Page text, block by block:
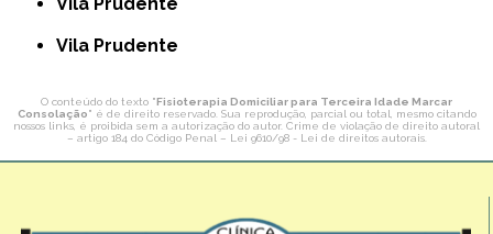
Vila Prudente
O conteúdo do texto "Fisioterapia Domiciliar para Terceira Idade Marcar
Consolação" é de direito reservado. Sua reprodução, parcial ou total, mesmo citando
nossos links, é proibida sem a autorização do autor. Crime de violação de direito autoral
– artigo 184 do Código Penal – Lei 9610/98 - Lei de direitos autorais.